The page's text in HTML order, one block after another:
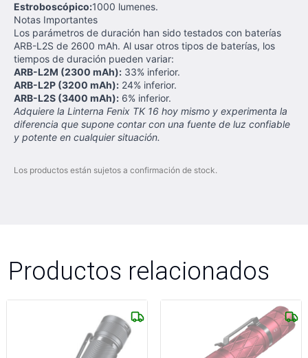
Estroboscópico:1000 lumenes.
Notas Importantes
Los parámetros de duración han sido testados con baterías
ARB-L2S de 2600 mAh. Al usar otros tipos de baterías, los
tiempos de duración pueden variar:
ARB-L2M (2300 mAh): 33% inferior.
ARB-L2P (3200 mAh): 24% inferior.
ARB-L2S (3400 mAh): 6% inferior.
Adquiere la Linterna Fenix TK 16 hoy mismo y experimenta la
diferencia que supone contar con una fuente de luz confiable
y potente en cualquier situación.
Los productos están sujetos a confirmación de stock.
Productos relacionados